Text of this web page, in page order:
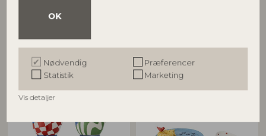
OK
Nødvendig
Præferencer
Statistik
Marketing
Vis detaljer
D12,5xH6,5 cm, Set of 4
599,00 DKK
NYHED NYHED